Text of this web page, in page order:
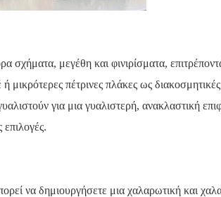
σχήματα, μεγέθη και φινιρίσματα,
πέτρινες πλάκες ως διακοσμητικές
για μια γυαλιστερή, ανακλαστική
επιλογές.
να δημιουργήσετε μια χαλαρωτική και